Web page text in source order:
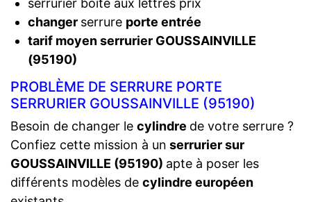
serrurier boite aux lettres prix
changer serrure porte entrée
tarif moyen serrurier GOUSSAINVILLE
(95190)
PROBLÈME DE SERRURE PORTE
SERRURIER GOUSSAINVILLE (95190)
Besoin de changer le cylindre de votre serrure ?
Confiez cette mission à un serrurier sur
GOUSSAINVILLE (95190) apte à poser les
différents modèles de cylindre européen